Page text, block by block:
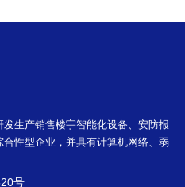
生产销售楼宇智能化设备、安防报
性型企业，并具有计算机网络、弱
号